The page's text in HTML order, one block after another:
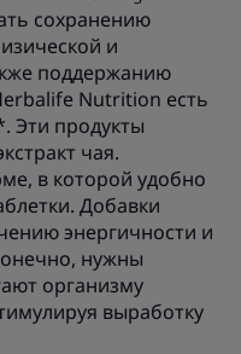
сохранению
и
поддержанию
Nutrition есть
Эти продукты
чая.
в которой удобно
Добавки
энергичности и
нужны
организму
выработку